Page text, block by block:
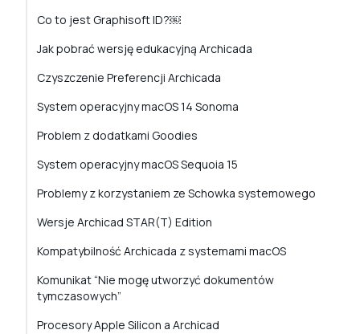
Co to jest Graphisoft ID?￼
Jak pobrać wersję edukacyjną Archicada
Czyszczenie Preferencji Archicada
System operacyjny macOS 14 Sonoma
Problem z dodatkami Goodies
System operacyjny macOS Sequoia 15
Problemy z korzystaniem ze Schowka systemowego
Wersje Archicad STAR(T) Edition
Kompatybilność Archicada z systemami macOS
Komunikat “Nie mogę utworzyć dokumentów
tymczasowych”
Procesory Apple Silicon a Archicad